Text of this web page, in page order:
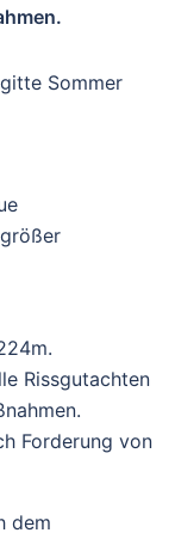
Sommer
Rissgutachten
Forderung von
dem